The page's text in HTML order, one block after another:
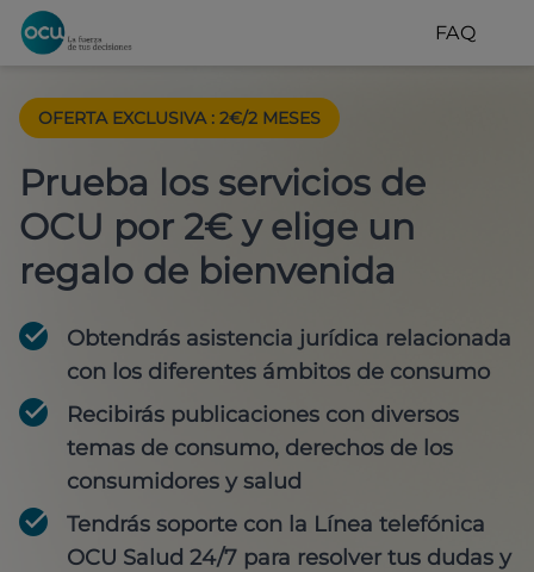
FAQ
OFERTA EXCLUSIVA : 2€/2 MESES
Prueba los servicios de
OCU por 2€ y elige un
regalo de bienvenida
Obtendrás asistencia jurídica relacionada
con los diferentes ámbitos de consumo
Recibirás publicaciones con diversos
temas de consumo, derechos de los
consumidores y salud
Tendrás soporte con la Línea telefónica
OCU Salud 24/7 para resolver tus dudas y